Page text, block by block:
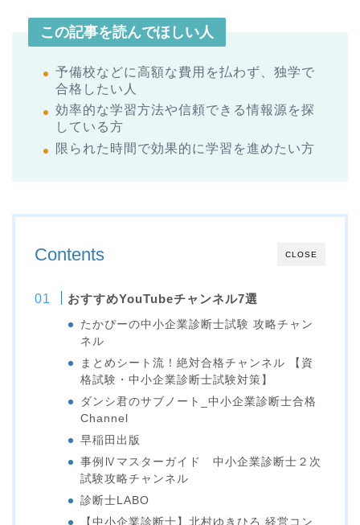
この記事を読んでほしい人
予備校などに高額な費用を払わず、独学で
合格したい人
効率的な学習方法や信頼できる情報源を探
している方
限られた時間で効果的に学習を進めたい方
CLOSE
Contents
おすすめYouTubeチャンネル7選
たかぴーの中小企業診断士試験 攻略チャン
ネル
まとめシート流！絶対合格チャンネル 【資
格試験・中小企業診断士試験対策】
ダンシ君のサブノート_中小企業診断士合格
Channel
早稲田出版
事例Ⅳマスターガイド 中小企業診断士２次
試験攻略チャンネル
診断士LABO
【中小企業診断士】北村ゆきひろ 経営コン